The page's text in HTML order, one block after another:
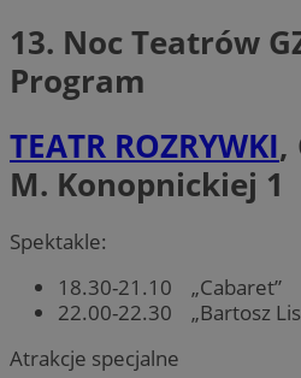
13. Noc Teatrów
Program
TEATR ROZRYWKI,
M. Konopnickiej 1
Spektakle:
18.30-21.10 „Cabaret”
22.00-22.30 „Bartosz
Atrakcje specjalne